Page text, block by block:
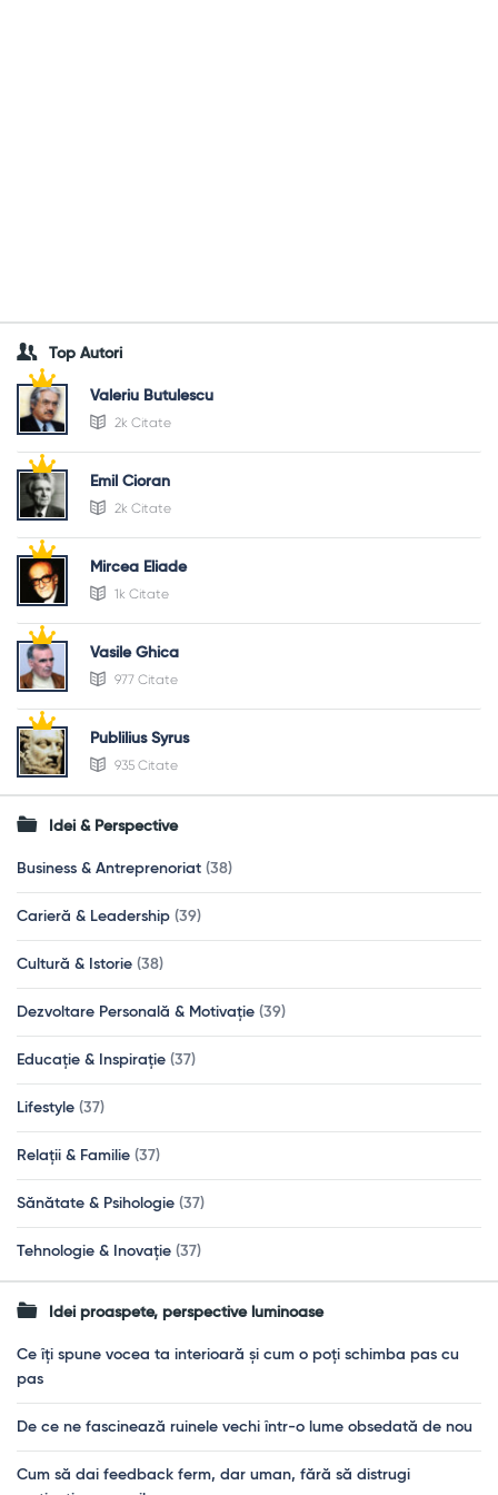
Top Autori
Valeriu Butulescu
2k Citate
Emil Cioran
2k Citate
Mircea Eliade
1k Citate
Vasile Ghica
977 Citate
Publilius Syrus
935 Citate
Idei & Perspective
Business & Antreprenoriat (38)
Carieră & Leadership (39)
Cultură & Istorie (38)
Dezvoltare Personală & Motivație (39)
Educație & Inspirație (37)
Lifestyle (37)
Relații & Familie (37)
Sănătate & Psihologie (37)
Tehnologie & Inovație (37)
Idei proaspete, perspective luminoase
Ce îți spune vocea ta interioară și cum o poți schimba pas cu
pas
De ce ne fascinează ruinele vechi într-o lume obsedată de nou
Cum să dai feedback ferm, dar uman, fără să distrugi